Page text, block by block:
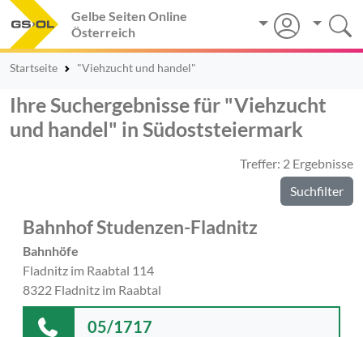
Gelbe Seiten Online
Österreich
Startseite "Viehzucht und handel"
Ihre Suchergebnisse für "Viehzucht
und handel" in Südoststeiermark
Treffer: 2 Ergebnisse
Suchfilter
Bahnhof Studenzen-Fladnitz
Bahnhöfe
Fladnitz im Raabtal 114
8322 Fladnitz im Raabtal
05/1717